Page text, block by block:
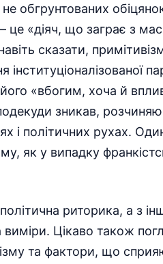
обгрунтованих
— це «діяч, що заграє з
сказати,
«вбогим, хоча й
зникав,
і політичних рухах.
як у випадку
риторика, а з
Цікаво також
та фактори, що